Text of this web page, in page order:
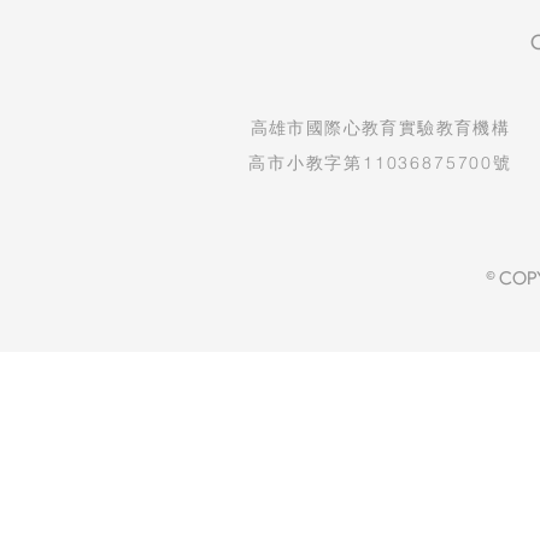
​高雄市國際心教育實驗教育機構
高市小教字第11036875700號
©